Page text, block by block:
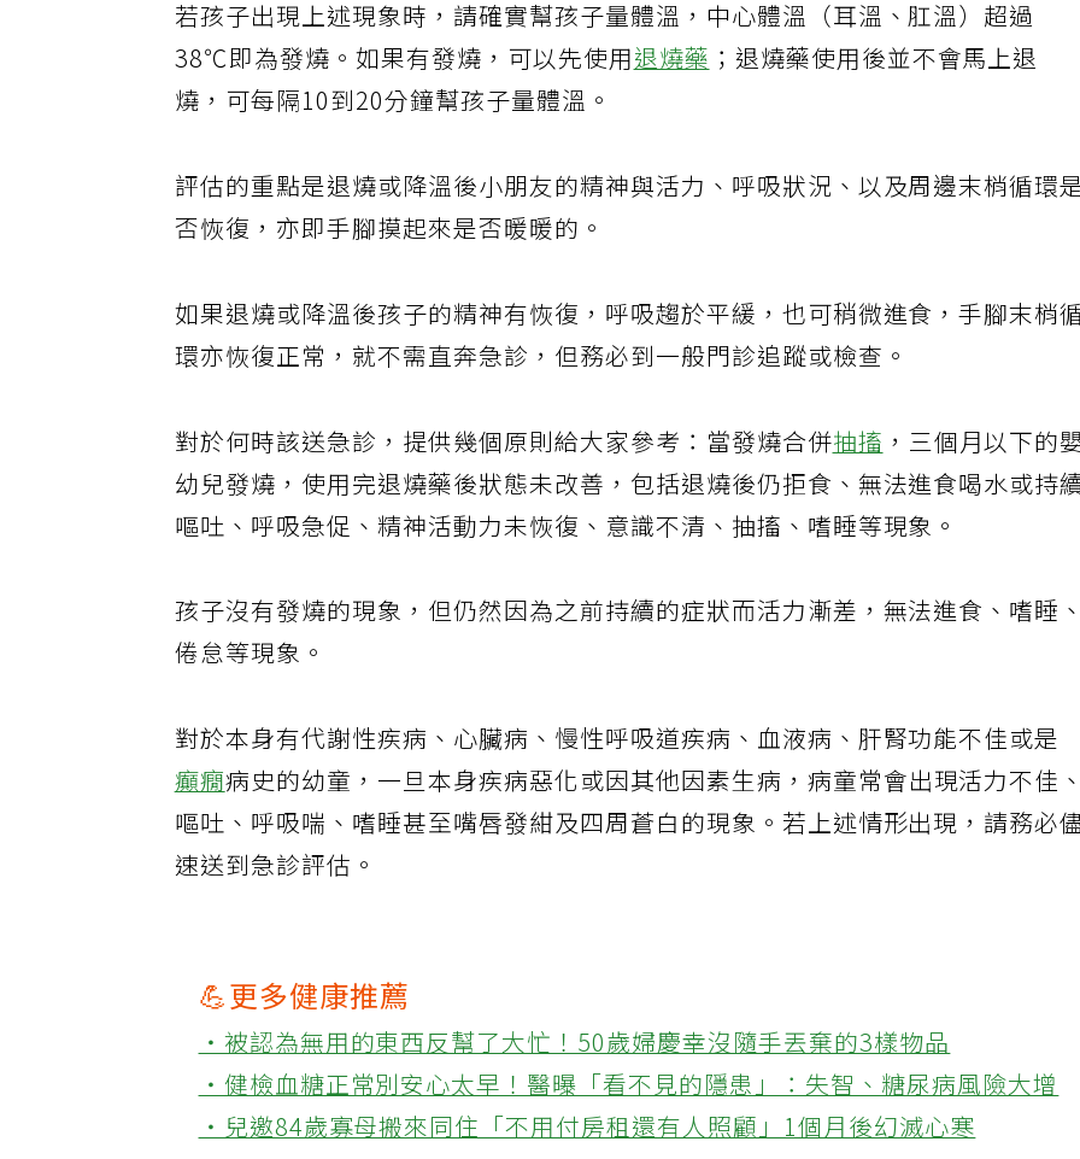
若孩子出現上述現象時，請確實幫孩子量體溫，中心體溫（耳溫、肛溫）超過
38℃即為發燒。如果有發燒，可以先使用退燒藥 ；退燒藥使用後並不會馬上退
燒，可每隔10到20分鐘幫孩子量體溫。
評估的重點是退燒或降溫後小朋友的精神與活力、呼吸狀況、以及周邊末梢循環
否恢復，亦即手腳摸起來是否暖暖的。
如果退燒或降溫後孩子的精神有恢復，呼吸趨於平緩，也可稍微進食，手腳末梢循
環亦恢復正常，就不需直奔急診，但務必到一般門診追蹤或檢查。
對於何時該送急診，提供幾個原則給大家參考：當發燒合併抽搐 ，三個月以下的
幼兒發燒，使用完退燒藥後狀態未改善，包括退燒後仍拒食、無法進食喝水或持
嘔吐、呼吸急促、精神活動力未恢復、意識不清、抽搐、嗜睡等現象。
孩子沒有發燒的現象，但仍然因為之前持續的症狀而活力漸差，無法進食、嗜睡、
倦怠等現象。
對於本身有代謝性疾病、心臟病、慢性呼吸道疾病、血液病、肝腎功能不佳或是
癲癇病史的幼童，一旦本身疾病惡化或因其他因素生病，病童常會出現活力不佳、
嘔吐、呼吸喘、嗜睡甚至嘴唇發紺及四周蒼白的現象。若上述情形出現，請務必
速送到急診評估。
💪更多健康推薦
‧被認為無用的東西反幫了大忙！50歲婦慶幸沒隨手丟棄的3樣物品
‧健檢血糖正常別安心太早！醫曝「看不見的隱患」：失智、糖尿病風險大增
‧兒邀84歲寡母搬來同住「不用付房租還有人照顧」1個月後幻滅心寒